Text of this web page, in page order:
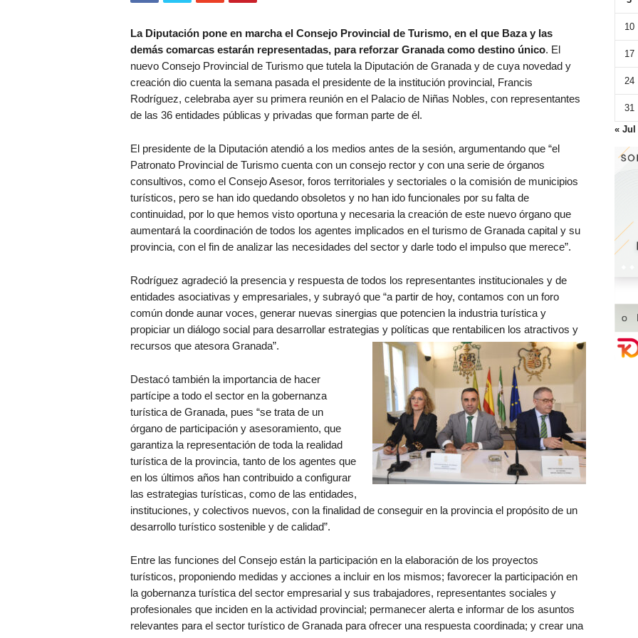
La Diputación pone en marcha el Consejo Provincial de Turismo, en el que Baza y las
demás comarcas estarán representadas, para reforzar Granada como destino único. El
nuevo Consejo Provincial de Turismo que tutela la Diputación de Granada y de cuya novedad y
creación dio cuenta la semana pasada el presidente de la institución provincial, Francis
Rodríguez, celebraba ayer su primera reunión en el Palacio de Niñas Nobles, con representantes
de las 36 entidades públicas y privadas que forman parte de él.
El presidente de la Diputación atendió a los medios antes de la sesión, argumentando que “el
Patronato Provincial de Turismo cuenta con un consejo rector y con una serie de órganos
consultivos, como el Consejo Asesor, foros territoriales y sectoriales o la comisión de municipios
turísticos, pero se han ido quedando obsoletos y no han ido funcionales por su falta de
continuidad, por lo que hemos visto oportuna y necesaria la creación de este nuevo órgano que
aumentará la coordinación de todos los agentes implicados en el turismo de Granada capital y su
provincia, con el fin de analizar las necesidades del sector y darle todo el impulso que merece”.
Rodríguez agradeció la presencia y respuesta de todos los representantes institucionales y de
entidades asociativas y empresariales, y subrayó que “a partir de hoy, contamos con un foro
común donde aunar voces, generar nuevas sinergias que potencien la industria turística y
propiciar un diálogo social para desarrollar estrategias y políticas que rentabilicen los atractivos y
recursos que atesora Granada”.
Destacó también la importancia de hacer
partícipe a todo el sector en la gobernanza
turística de Granada, pues “se trata de un
órgano de participación y asesoramiento, que
garantiza la representación de toda la realidad
turística de la provincia, tanto de los agentes que
en los últimos años han contribuido a configurar
las estrategias turísticas, como de las entidades,
instituciones, y colectivos nuevos, con la finalidad de conseguir en la provincia el propósito de un
desarrollo turístico sostenible y de calidad”.
Entre las funciones del Consejo están la participación en la elaboración de los proyectos
turísticos, proponiendo medidas y acciones a incluir en los mismos; favorecer la participación en
la gobernanza turística del sector empresarial y sus trabajadores, representantes sociales y
profesionales que inciden en la actividad provincial; permanecer alerta e informar de los asuntos
relevantes para el sector turístico de Granada para ofrecer una respuesta coordinada; y crear una
10
17
24
31
« Jul